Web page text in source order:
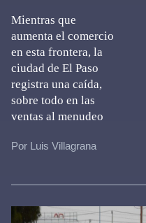
Mientras que
aumenta el comercio
en esta frontera, la
ciudad de El Paso
registra una caída,
sobre todo en las
ventas al menudeo
Por Luis Villagrana